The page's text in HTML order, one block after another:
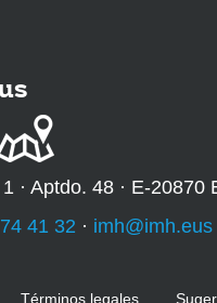
· Aptdo. 48 · E-20870
41 32 · imh@imh.eus
Términos legales